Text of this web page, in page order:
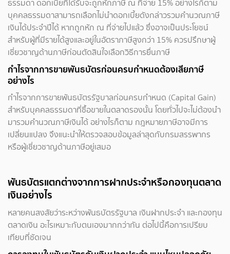
ธรรมดา ดอกเบี้ยที่ได้รับจะถูกหักภาษี ณ ที่จ่าย 15% อย่างไรก็ตาม
บุคคลธรรมดาสามารถเลือกไม่นำดอกเบี้ยดังกล่าวรวมคำนวณภาษี
เงินได้ประจำปีได้ หากถูกหัก ณ ที่จ่ายไปแล้ว ซึ่งอาจเป็นประโยชน์
สำหรับผู้ที่มีรายได้สูงและอยู่ในอัตราภาษีสูงกว่า 15% ควรปรึกษาผู้
เชี่ยวชาญด้านภาษีก่อนตัดสินใจเลือกวิธีการยื่นภาษี
กำไรจากการขายพันธบัตรก่อนครบกำหนดต้องเสียภาษี
อย่างไร
กำไรจากการขายพันธบัตรรัฐบาลก่อนครบกำหนด (Capital Gain)
สำหรับบุคคลธรรมดาที่ซื้อขายในตลาดรองนั้น โดยทั่วไปจะไม่ต้องนำ
มารวมคำนวณภาษีเงินได้ อย่างไรก็ตาม กฎหมายภาษีอาจมีการ
เปลี่ยนแปลง จึงแนะนำให้ตรวจสอบข้อมูลล่าสุดกับกรมสรรพากร
หรือผู้เชี่ยวชาญด้านภาษีอยู่เสมอ
พันธบัตรแตกต่างจากการฝากประจำหรือกองทุนตลาด
เงินอย่างไร
หลายคนสงสัยว่าระหว่างพันธบัตรรัฐบาล เงินฝากประจำ และกองทุน
ตลาดเงิน อะไรเหมาะกับตนเองมากกว่ากัน ต่อไปนี้คือการเปรียบ
เทียบที่ชัดเจน